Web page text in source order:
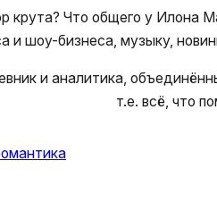
крута? Что общего у Илона
и шоу-бизнеса, музыку,
и аналитика,
т.е. всё, что